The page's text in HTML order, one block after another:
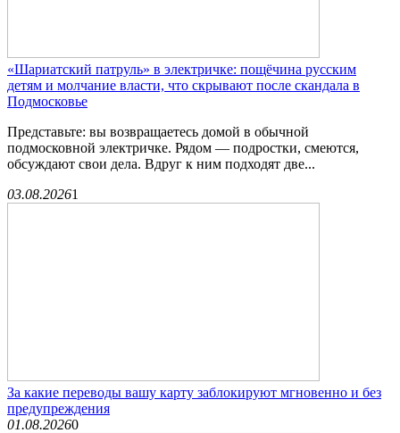
«Шариатский патруль» в электричке: пощёчина русским
детям и молчание власти, что скрывают после скандала в
Подмосковье
Представьте: вы возвращаетесь домой в обычной
подмосковной электричке. Рядом — подростки, смеются,
обсуждают свои дела. Вдруг к ним подходят две...
03.08.20261
За какие переводы вашу карту заблокируют мгновенно и без
предупреждения
01.08.20260